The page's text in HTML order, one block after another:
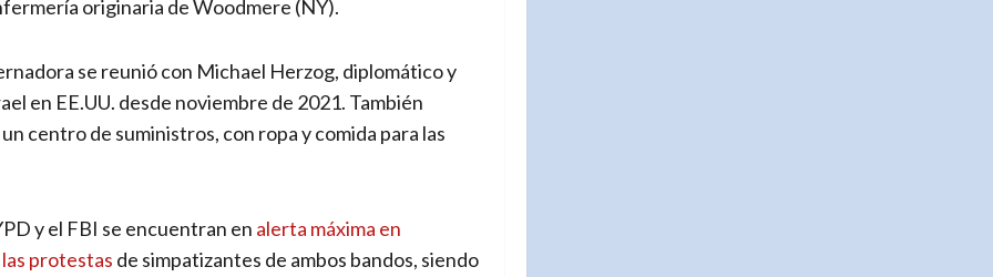
originaria de Woodmere (NY).
se reunió con Michael Herzog, diplomático y
en EE.UU. desde noviembre de 2021. También
centro de suministros, con ropa y comida para las
y el FBI se encuentran en alerta máxima en
protestas de simpatizantes de ambos bandos, siendo